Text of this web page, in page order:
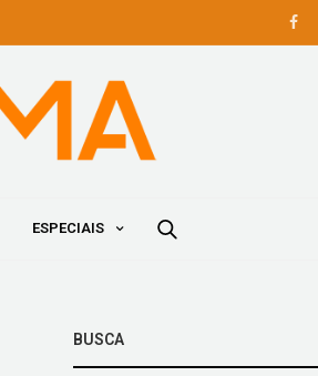
ESPECIAIS
BUSCA